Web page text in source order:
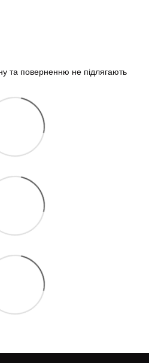
та поверненню не підлягають